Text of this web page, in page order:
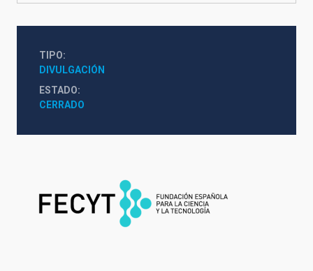
TIPO
DIVULGACIÓN
ESTADO
CERRADO